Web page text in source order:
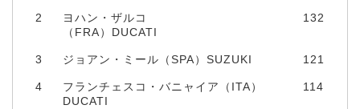
2
ヨハン・ザルコ
（FRA）DUCATI
132
3 ジョアン・ミール（SPA）SUZUKI 121
4
フランチェスコ・バニャイア（ITA）
DUCATI
114